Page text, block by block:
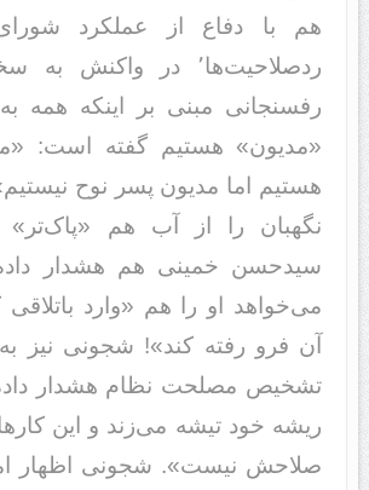
هم با دفاع از عملکرد
ردصلاحیت‌ها٬ در
رفسنجانی مبنی بر اینکه همه
«مدیون» هستیم گفته است:
هستیم اما مدیون پسر نوح
نگهبان را از آب هم «پاک‌تر»
سیدحسن خمینی هم هشدار
می‌خواهد او را هم «وارد
آن فرو رفته کند»! شجونی نیز
تشخیص مصلحت نظام هشدار داده
ریشه خود تیشه می‌زند و این
صلاحش نیست». شجونی اظهار